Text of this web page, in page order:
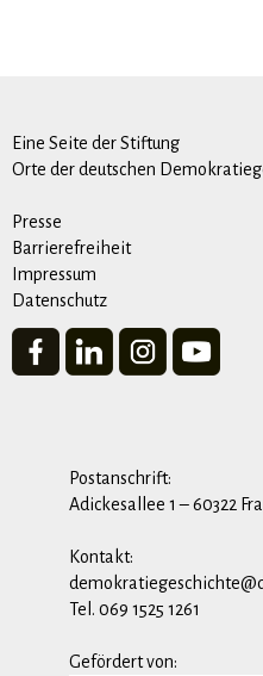
Eine Seite der Stiftung
Orte der deutschen
Presse
Barrierefreiheit
Impressum
Datenschutz
Postanschrift:
Adickesallee 1 – 60322
Kontakt:
Tel. 069 1525 1261
Gefördert von: